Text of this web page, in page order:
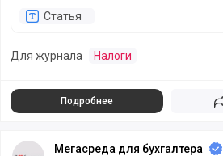
Статья
Для журнала Налоги
Подробнее
Мегасреда для бухгалтера